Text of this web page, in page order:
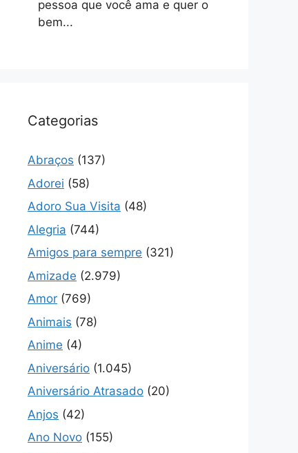
pessoa que você ama e quer o
bem...
Categorias
Abraços (137)
Adorei (58)
Adoro Sua Visita (48)
Alegria (744)
Amigos para sempre (321)
Amizade (2.979)
Amor (769)
Animais (78)
Anime (4)
Aniversário (1.045)
Aniversário Atrasado (20)
Anjos (42)
Ano Novo (155)